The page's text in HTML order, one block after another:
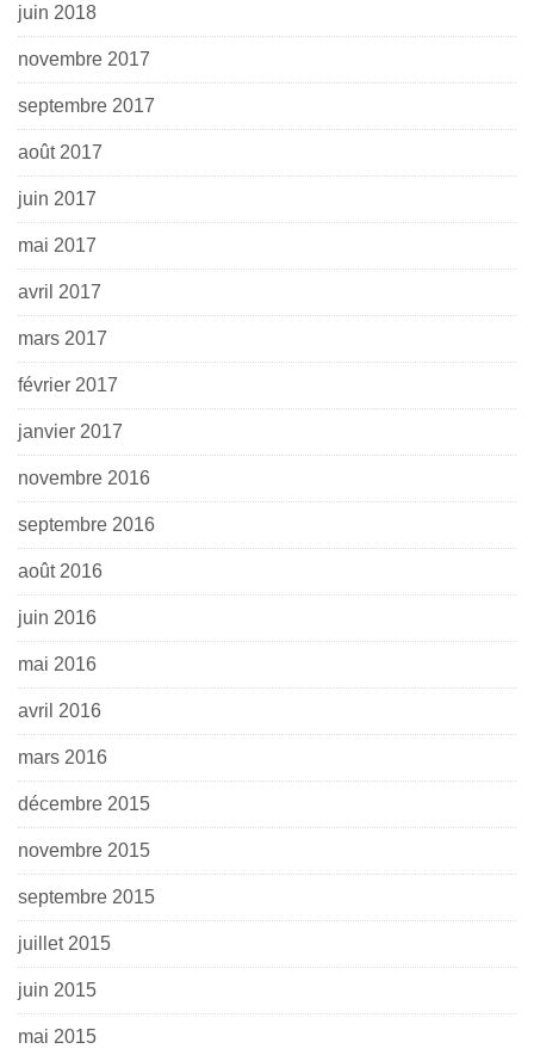
juin 2018
novembre 2017
septembre 2017
août 2017
juin 2017
mai 2017
avril 2017
mars 2017
février 2017
janvier 2017
novembre 2016
septembre 2016
août 2016
juin 2016
mai 2016
avril 2016
mars 2016
décembre 2015
novembre 2015
septembre 2015
juillet 2015
juin 2015
mai 2015